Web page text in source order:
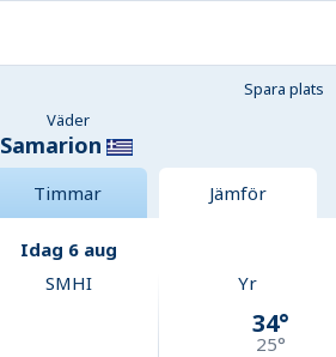
Spara plats
Väder
Samarion
Timmar Jämför
Idag 6 aug
SMHI Yr
34°
25°